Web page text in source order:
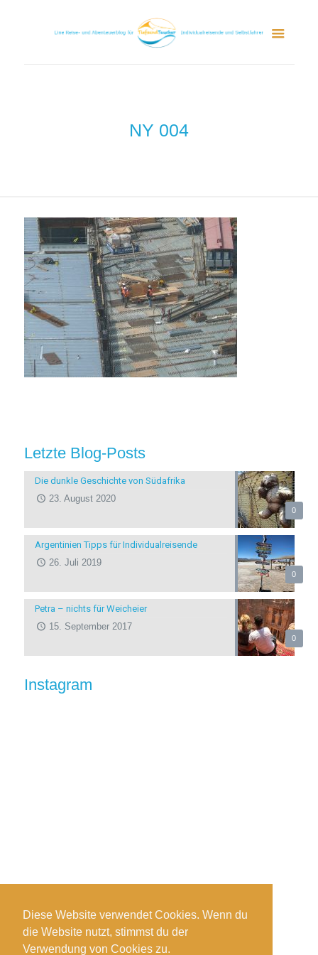
Diese Website verwendet Cookies. Wenn du
die Website nutzt, stimmst du der
Verwendung von Cookies zu.
NY 004
Letzte Blog-Posts
0
Die dunkle Geschichte von Südafrika
23. August 2020
0
Argentinien Tipps für Individualreisende
26. Juli 2019
0
Petra – nichts für Weicheier
15. September 2017
Instagram